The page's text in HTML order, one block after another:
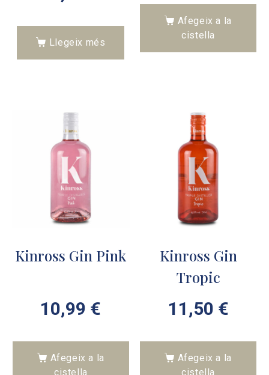
Llegeix més
Afegeix a la
cistella
Kinross Gin Pink
10,99 €
Afegeix a la
cistella
Kinross Gin
Tropic
11,50 €
Afegeix a la
cistella